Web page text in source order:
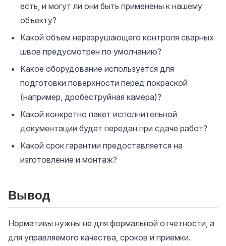
есть, и могут ли они быть применены к нашему
объекту?
Какой объем неразрушающего контроля сварных
швов предусмотрен по умолчанию?
Какое оборудование используется для
подготовки поверхности перед покраской
(например, дробеструйная камера)?
Какой конкретно пакет исполнительной
документации будет передан при сдаче работ?
Какой срок гарантии предоставляется на
изготовление и монтаж?
Вывод
Нормативы нужны не для формальной отчетности, а
для управляемого качества, сроков и приемки.